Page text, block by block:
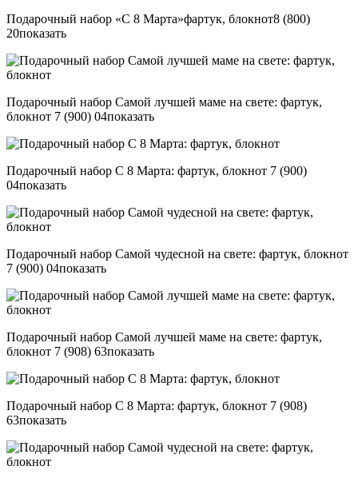
Подарочный набор «С 8 Марта»фартук, блокнот8 (800)
20показать
Подарочный набор Самой лучшей маме на свете: фартук,
блокнот 7 (900) 04показать
Подарочный набор С 8 Марта: фартук, блокнот 7 (900)
04показать
Подарочный набор Самой чудесной на свете: фартук, блокнот
7 (900) 04показать
Подарочный набор Самой лучшей маме на свете: фартук,
блокнот 7 (908) 63показать
Подарочный набор С 8 Марта: фартук, блокнот 7 (908)
63показать